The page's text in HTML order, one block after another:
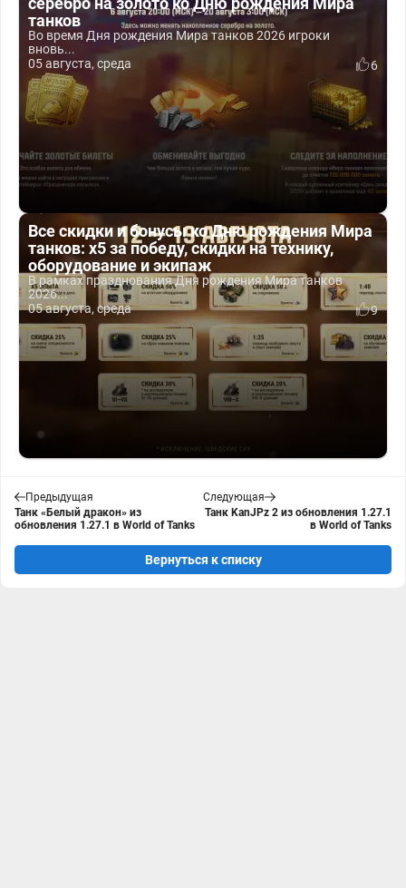
танков
Во время Дня рождения Мира танков 2026 игроки
вновь...
05 августа, среда
6
Все скидки и бонусы ко Дню рождения Мира
танков: x5 за победу, скидки на технику,
оборудование и экипаж
В рамках празднования Дня рождения Мира танков
2026...
05 августа, среда
9
Предыдущая
Танк «Белый дракон» из
обновления 1.27.1 в World of Tanks
Следующая
Танк KanJPz 2 из обновления 1.27.1
в World of Tanks
Вернуться к списку